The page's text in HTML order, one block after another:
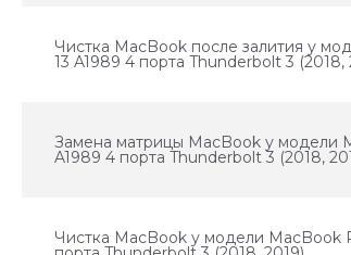
Чистка MacBook после залития у
13 A1989 4 порта Thunderbolt 3 (2018,
Замена матрицы MacBook у модели
A1989 4 порта Thunderbolt 3 (2018,
Чистка MacBook у модели MacBook